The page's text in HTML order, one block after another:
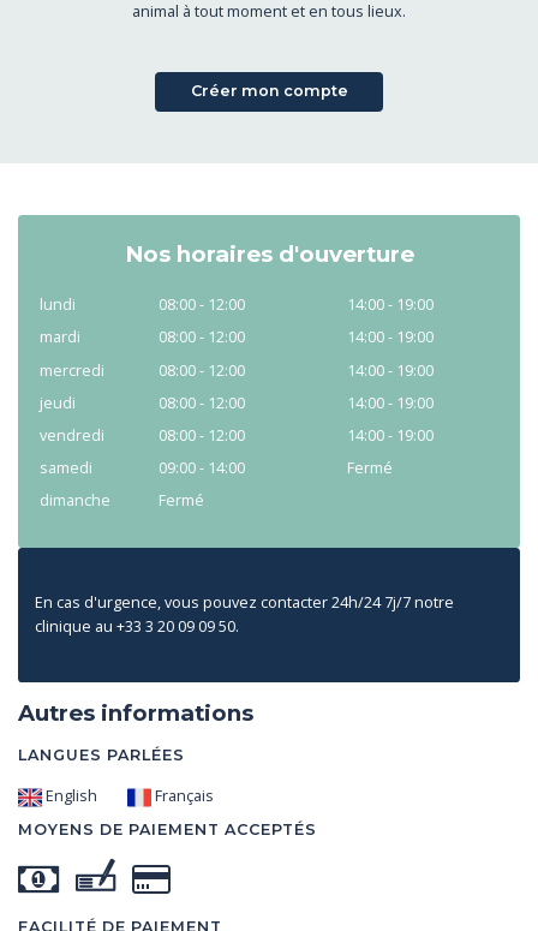
animal à tout moment et en tous lieux.
Créer mon compte
Nos horaires d'ouverture
lundi 08:00 - 12:00
14:00 - 19:00
mardi
08:00 - 12:00
14:00 - 19:00
mercredi
08:00 - 12:00
14:00 - 19:00
jeudi
08:00 - 12:00
14:00 - 19:00
vendredi
08:00 - 12:00
14:00 - 19:00
samedi
09:00 - 14:00
Fermé
dimanche
Fermé
En cas d'urgence, vous pouvez contacter 24h/24 7j/7 notre
clinique au +33 3 20 09 09 50.
Autres informations
LANGUES PARLÉES
English Français
MOYENS DE PAIEMENT ACCEPTÉS
FACILITÉ DE PAIEMENT